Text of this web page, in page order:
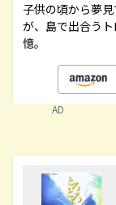
子供の頃から夢
が、島で出合う
憶。
AD